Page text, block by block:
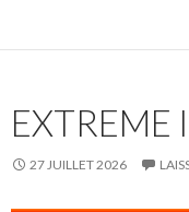
EXTREME
27 JUILLET 2026